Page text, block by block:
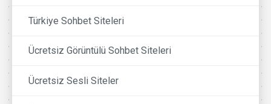
Türkiye Sohbet Siteleri
Ücretsiz Görüntülü Sohbet Siteleri
Ücretsiz Sesli Siteler